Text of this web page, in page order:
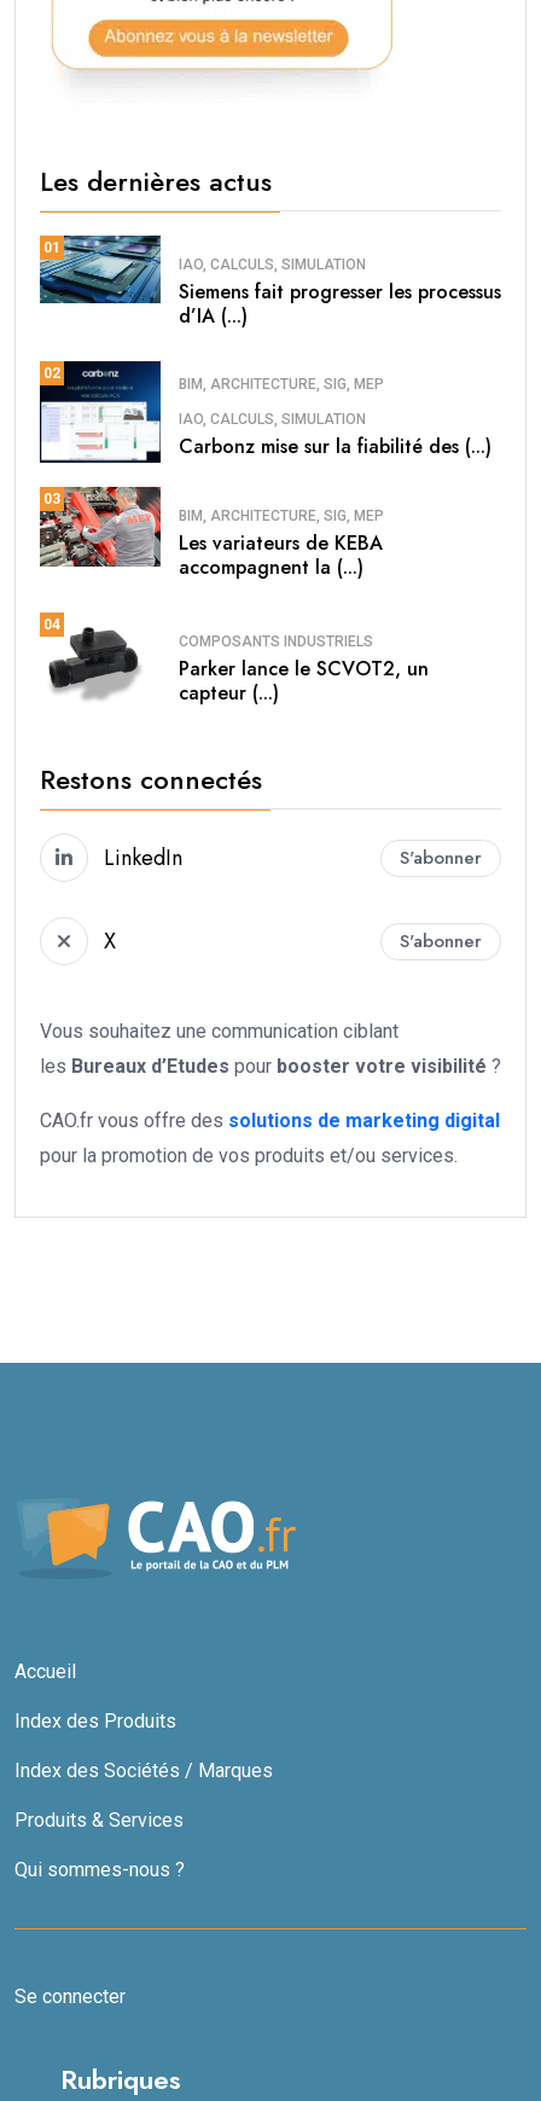
Les dernières actus
01
IAO, CALCULS, SIMULATION
Siemens fait progresser les processus
d’IA (...)
02
BIM, ARCHITECTURE, SIG, MEP
IAO, CALCULS, SIMULATION
Carbonz mise sur la fiabilité des (...)
03
BIM, ARCHITECTURE, SIG, MEP
Les variateurs de KEBA
accompagnent la (...)
04
COMPOSANTS INDUSTRIELS
Parker lance le SCVOT2, un
capteur (...)
Restons connectés
LinkedIn S'abonner
X S'abonner
Vous souhaitez une communication ciblant
les Bureaux d’Etudes pour booster votre visibilité ?
CAO.fr vous offre des solutions de marketing digital
pour la promotion de vos produits et/ou services.
Accueil
Index des Produits
Index des Sociétés / Marques
Produits & Services
Qui sommes-nous ?
Se connecter
Rubriques